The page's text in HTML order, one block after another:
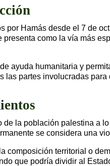
Hamás desde el 7 de
como la vía más
ayuda humanitaria y
partes involucradas
la población palestina a
se considera una
territorial o
que podría dividir al